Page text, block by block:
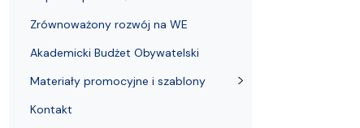
Zrównoważony rozwój na WE
Akademicki Budżet Obywatelski
Materiały promocyjne i szablony
Kontakt